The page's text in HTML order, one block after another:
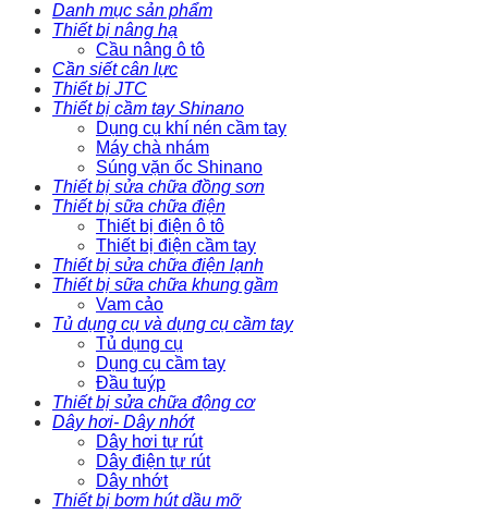
Danh mục sản phẩm
Thiết bị nâng hạ
Cầu nâng ô tô
Cần siết cân lực
Thiết bị JTC
Thiết bị cầm tay Shinano
Dụng cụ khí nén cầm tay
Máy chà nhám
Súng vặn ốc Shinano
Thiết bị sửa chữa đồng sơn
Thiết bị sữa chữa điện
Thiết bị điện ô tô
Thiết bị điện cầm tay
Thiết bị sửa chữa điện lạnh
Thiết bị sữa chữa khung gầm
Vam cảo
Tủ dụng cụ và dụng cụ cầm tay
Tủ dụng cụ
Dụng cụ cầm tay
Đầu tuýp
Thiết bị sửa chữa động cơ
Dây hơi- Dây nhớt
Dây hơi tự rút
Dây điện tự rút
Dây nhớt
Thiết bị bơm hút dầu mỡ